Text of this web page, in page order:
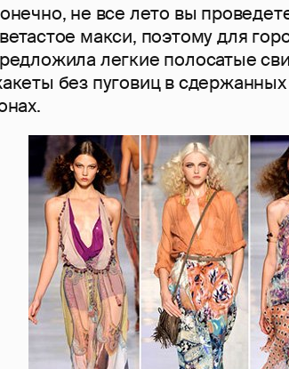
не все лето вы
макси, поэтому для
легкие полосатые
без пуговиц в